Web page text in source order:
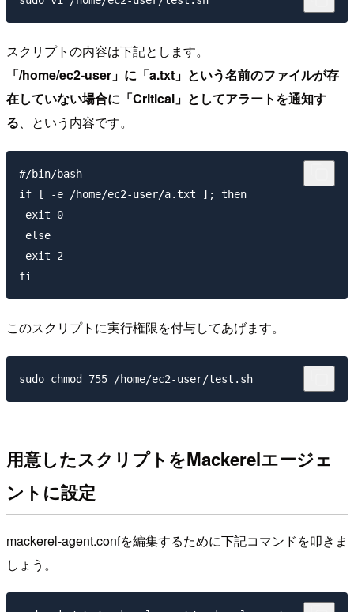
スクリプトの内容は下記とします。
「/home/ec2-user」に「a.txt」という名前のファイルが存
在していない場合に「Critical」としてアラートを通知す
る、という内容です。
#/bin/bash
if [ -e /home/ec2-user/a.txt ]; then
exit 0
else
exit 2
このスクリプトに実行権限を付与してあげます。
用意したスクリプトをMackerelエージェ
ントに設定
mackerel-agent.confを編集するために下記コマンドを叩きま
しょう。